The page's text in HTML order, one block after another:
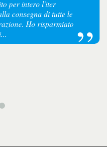
per intero l'iter
consegna di tutte le
Ho risparmiato